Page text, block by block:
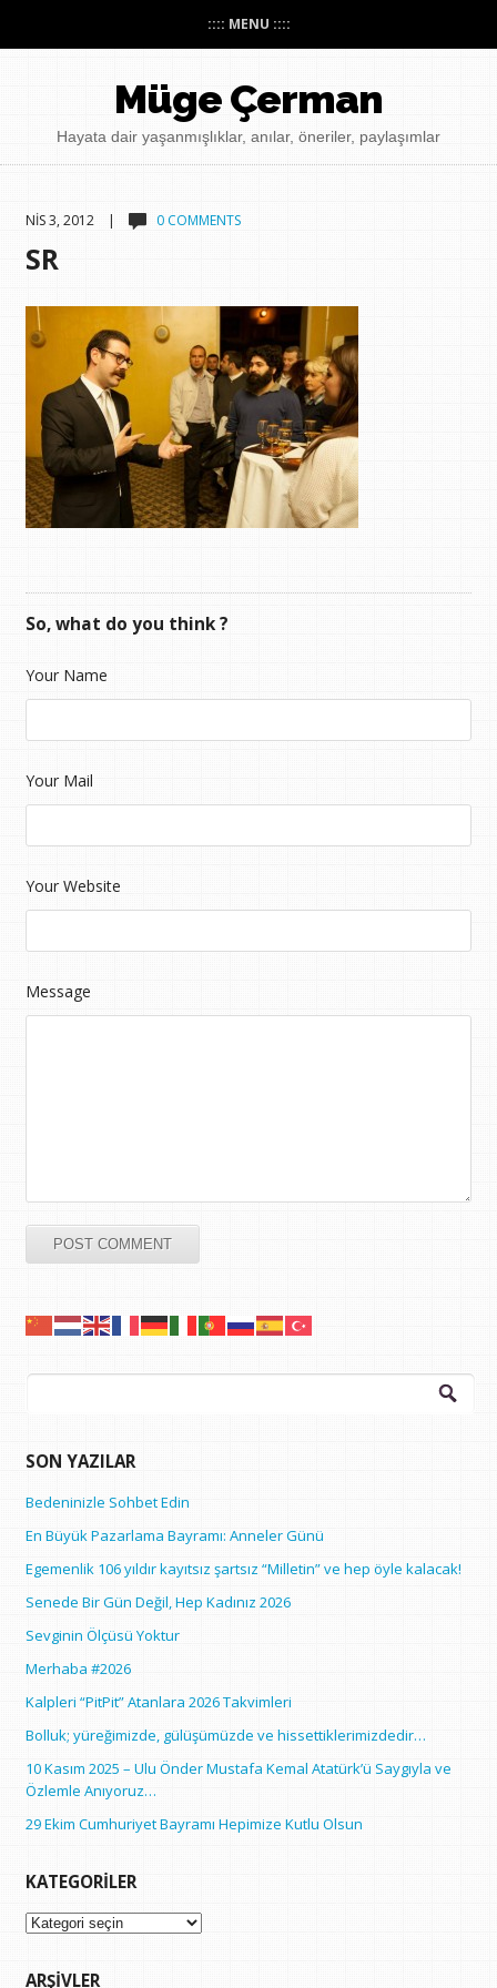
:::: MENU ::::
Müge Çerman
Hayata dair yaşanmışlıklar, anılar, öneriler, paylaşımlar
NIS 3, 2012 | 0 COMMENTS
SR
So, what do you think ?
Your Name
Your Mail
Your Website
Message
Arama:
SON YAZILAR
Bedeninizle Sohbet Edin
En Büyük Pazarlama Bayramı: Anneler Günü
Egemenlik 106 yıldır kayıtsız şartsız “Milletin” ve hep öyle kalacak!
Senede Bir Gün Değil, Hep Kadınız 2026
Sevginin Ölçüsü Yoktur
Merhaba #2026
Kalpleri “PitPit” Atanlara 2026 Takvimleri
Bolluk; yüreğimizde, gülüşümüzde ve hissettiklerimizdedir…
10 Kasım 2025 – Ulu Önder Mustafa Kemal Atatürk’ü Saygıyla ve
Özlemle Anıyoruz…
29 Ekim Cumhuriyet Bayramı Hepimize Kutlu Olsun
KATEGORILER
Kategoriler
ARŞIVLER